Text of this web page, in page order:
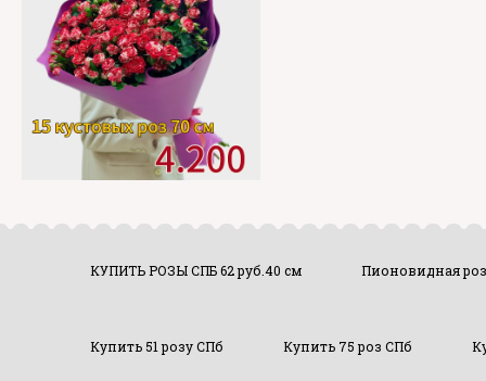
КУПИТЬ РОЗЫ СПБ 62 руб.40 см Пионовидная
Купить 51 розу СПб Купить 75 роз СПб